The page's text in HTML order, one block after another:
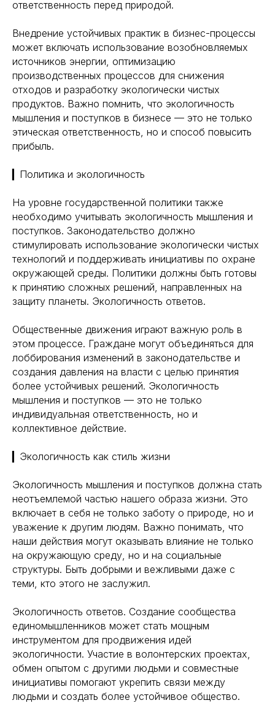
ответственность перед природой.
Внедрение устойчивых практик в бизнес-процессы
может включать использование возобновляемых
источников энергии, оптимизацию
производственных процессов для снижения
отходов и разработку экологически чистых
продуктов. Важно помнить, что экологичность
мышления и поступков в бизнесе — это не только
этическая ответственность, но и способ повысить
прибыль.
▎Политика и экологичность
На уровне государственной политики также
необходимо учитывать экологичность мышления и
поступков. Законодательство должно
стимулировать использование экологически чистых
технологий и поддерживать инициативы по охране
окружающей среды. Политики должны быть готовы
к принятию сложных решений, направленных на
защиту планеты. Экологичность ответов.
Общественные движения играют важную роль в
этом процессе. Граждане могут объединяться для
лоббирования изменений в законодательстве и
создания давления на власти с целью принятия
более устойчивых решений. Экологичность
мышления и поступков — это не только
индивидуальная ответственность, но и
коллективное действие.
▎Экологичность как стиль жизни
Экологичность мышления и поступков должна стать
неотъемлемой частью нашего образа жизни. Это
включает в себя не только заботу о природе, но и
уважение к другим людям. Важно понимать, что
наши действия могут оказывать влияние не только
на окружающую среду, но и на социальные
структуры. Быть добрыми и вежливыми даже с
теми, кто этого не заслужил.
Экологичность ответов. Создание сообщества
единомышленников может стать мощным
инструментом для продвижения идей
экологичности. Участие в волонтерских проектах,
обмен опытом с другими людьми и совместные
инициативы помогают укрепить связи между
людьми и создать более устойчивое общество.
Главная
Longevity
Гормоны
Генная инженерия
Биохакинг
Трансгуманизм
Восприятие
Внутренняя инженерия
Экологичность
Управление сном
Криоскопия
Ноотропы
Навигация Полезная информация
О компании
Уникальность
Исследования
9772524455@mail.ru
109012, Россия, Москва
ул. Охотный ряд, д. 2
Пн-Пт 9:00- 19:00